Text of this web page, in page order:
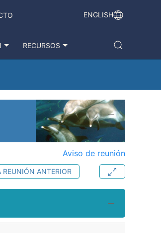
ENGLISH
RECURSOS
Aviso de reunión
REUNIÓN ANTERIOR